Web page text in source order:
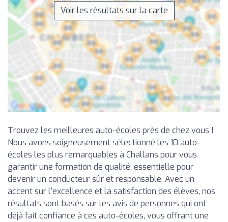
Voir les résultats sur la carte
Trouvez les meilleures auto-écoles près de chez vous !
Nous avons soigneusement sélectionné les 10 auto-
écoles les plus remarquables à Challans pour vous
garantir une formation de qualité, essentielle pour
devenir un conducteur sûr et responsable. Avec un
accent sur l'excellence et la satisfaction des élèves, nos
résultats sont basés sur les avis de personnes qui ont
déjà fait confiance à ces auto-écoles, vous offrant une